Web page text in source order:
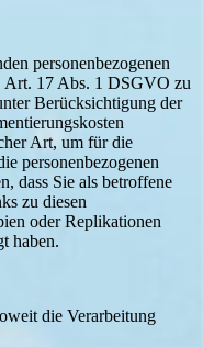
personenbezogenen
Art. 17 Abs. 1 DSGVO zu
Berücksichtigung der
Art, um für die
personenbezogenen
dass Sie als betroffene
zu diesen
oder Replikationen
haben.
die Verarbeitung